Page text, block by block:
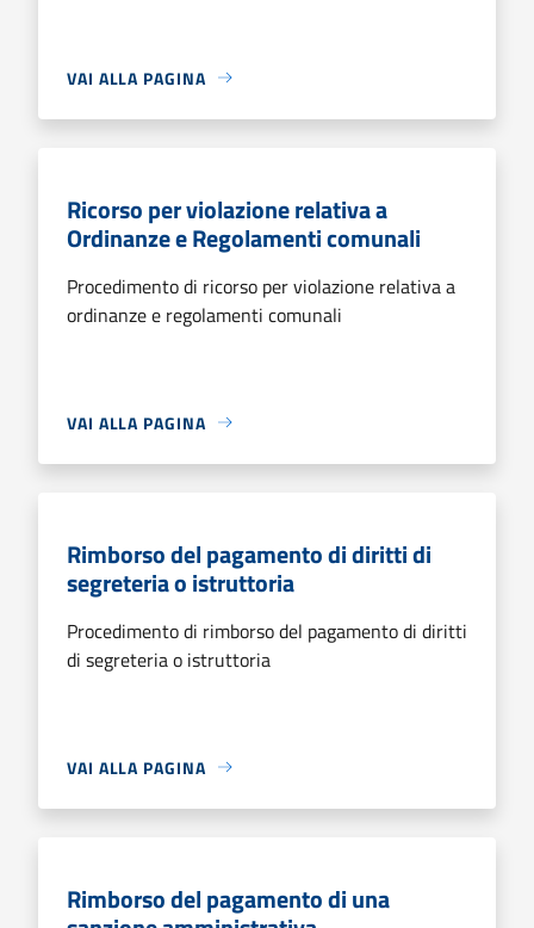
VAI ALLA PAGINA
Ricorso per violazione relativa a
Ordinanze e Regolamenti comunali
Procedimento di ricorso per violazione relativa a
ordinanze e regolamenti comunali
VAI ALLA PAGINA
Rimborso del pagamento di diritti di
segreteria o istruttoria
Procedimento di rimborso del pagamento di diritti
di segreteria o istruttoria
VAI ALLA PAGINA
Rimborso del pagamento di una